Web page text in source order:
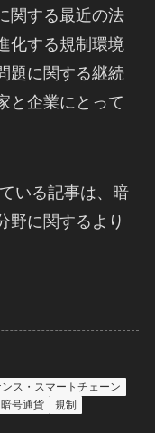
関する最近の法
化する規制環境
題に関する継続
と企業にとって
いる記事は、暗
野に関するより
ス・スマートチェーン
暗号通貨 規制